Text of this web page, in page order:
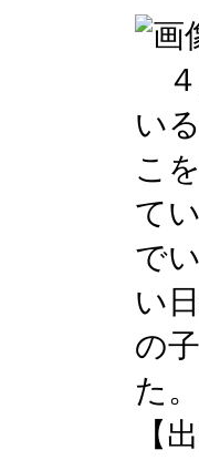
４
い
こ
て
で
い
の
た。
【